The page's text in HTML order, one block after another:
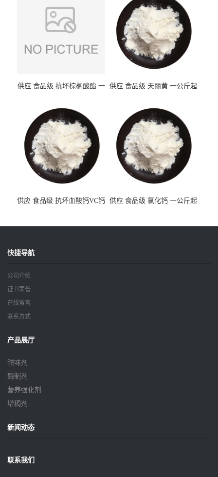
供应 食品级 抗坏棕榈酸酯 一
供应 食品级 天丽黄 一公斤起
供应 食品级 抗坏血酸钙VC钙 供应 食品级 氯化钙 一公斤起
快捷导航
公司介绍
证书荣誉
在线留言
联系方式
产品展厅
甜味剂
酶制剂
营养强化剂
增稠剂
新闻动态
联系我们